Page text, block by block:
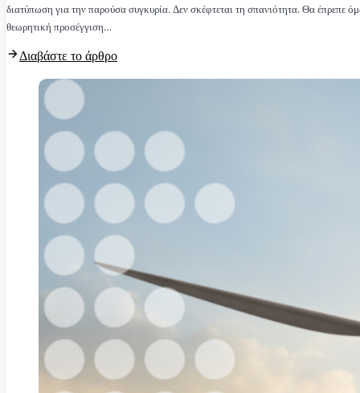
διατύπωση για την παρούσα συγκυρία. Δεν σκέφτεται τη σπανιότητα. Θα έπρεπε
θεωρητική προσέγγιση…
Διαβάστε το άρθρο